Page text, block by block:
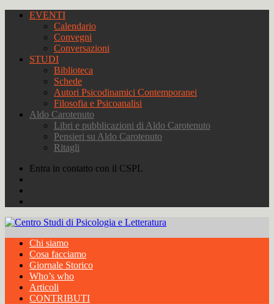
EVENTI
Calendario
Convegni
Conversazioni
STUDI
Biblioteca
Schede
Autori Psicodinamici Contemporanei
Filosofia e Psicoanalisi
Aldo Carotenuto
Libri e pubblicazioni di Aldo Carotenuto
Pensieri su Aldo Carotenuto
Ritagli
Entra in contatto con il CSPL
Chi siamo
Cosa facciamo
Giornale Storico
Who’s who
Articoli
CONTRIBUTI